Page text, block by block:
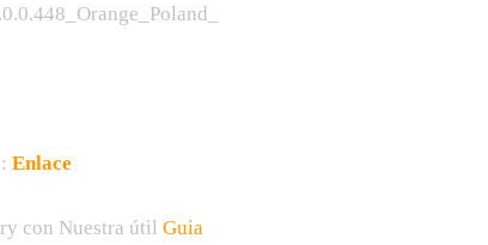
Enlace
con Nuestra útil Guia